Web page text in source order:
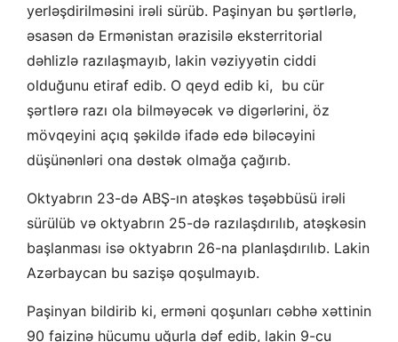
yerləşdirilməsini irəli sürüb. Paşinyan bu şərtlərlə,
əsasən də Ermənistan ərazisilə eksterritorial
dəhlizlə razılaşmayıb, lakin vəziyyətin ciddi
olduğunu etiraf edib. O qeyd edib ki, bu cür
şərtlərə razı ola bilməyəcək və digərlərini, öz
mövqeyini açıq şəkildə ifadə edə biləcəyini
düşünənləri ona dəstək olmağa çağırıb.
Oktyabrın 23-də ABŞ-ın atəşkəs təşəbbüsü irəli
sürülüb və oktyabrın 25-də razılaşdırılıb, atəşkəsin
başlanması isə oktyabrın 26-na planlaşdırılıb. Lakin
Azərbaycan bu sazişə qoşulmayıb.
Paşinyan bildirib ki, erməni qoşunları cəbhə xəttinin
90 faizinə hücumu uğurla dəf edib, lakin 9-cu